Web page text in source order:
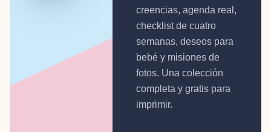
creencias, agenda real,
checklist de cuatro
semanas, deseos para
bebé y misiones de
fotos. Una colección
completa y gratis para
imprimir.